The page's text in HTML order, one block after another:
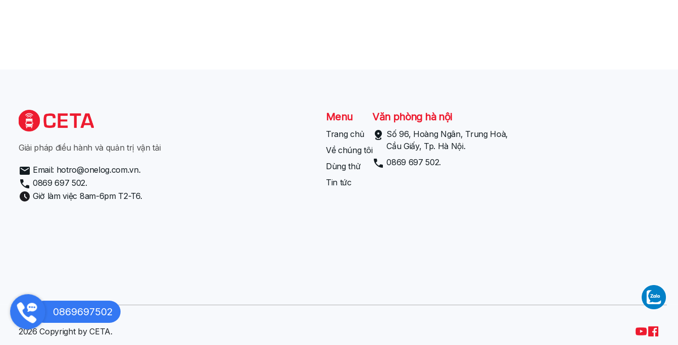
Giải pháp điều hành và quản trị vận tải
Email: hotro@onelog.com.vn.
0869 697 502.
Giờ làm việc 8am-6pm T2-T6.
Menu
Trang chủ
Về chúng tôi
Dùng thử
Tin tức
Văn phòng hà nội
Số 96, Hoàng Ngân, Trung Hoà,
Cầu Giấy, Tp. Hà Nội.
0869 697 502.
2026 Copyright by CETA.
0869697502